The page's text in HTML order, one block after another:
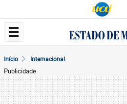
Início Internacional
Publicidade